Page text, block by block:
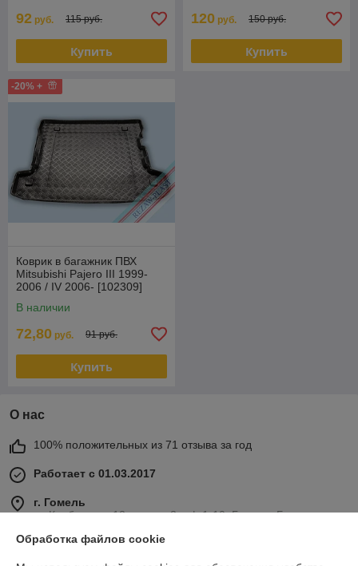
92 руб. 115 руб.
Купить
120 руб. 150 руб.
Купить
-20% +
Коврик в багажник ПВХ
Mitsubishi Pajero III 1999-
2006 / IV 2006- [102309]
В наличии
72,80 руб. 91 руб.
Купить
О нас
100% положительных из 71 отзыва за год
Работает с 01.03.2017
г. Гомель
ул Карбышева 12, корпус 2, оф.1-10, Гомель, Беларусь
Контакты
Обработка файлов cookie